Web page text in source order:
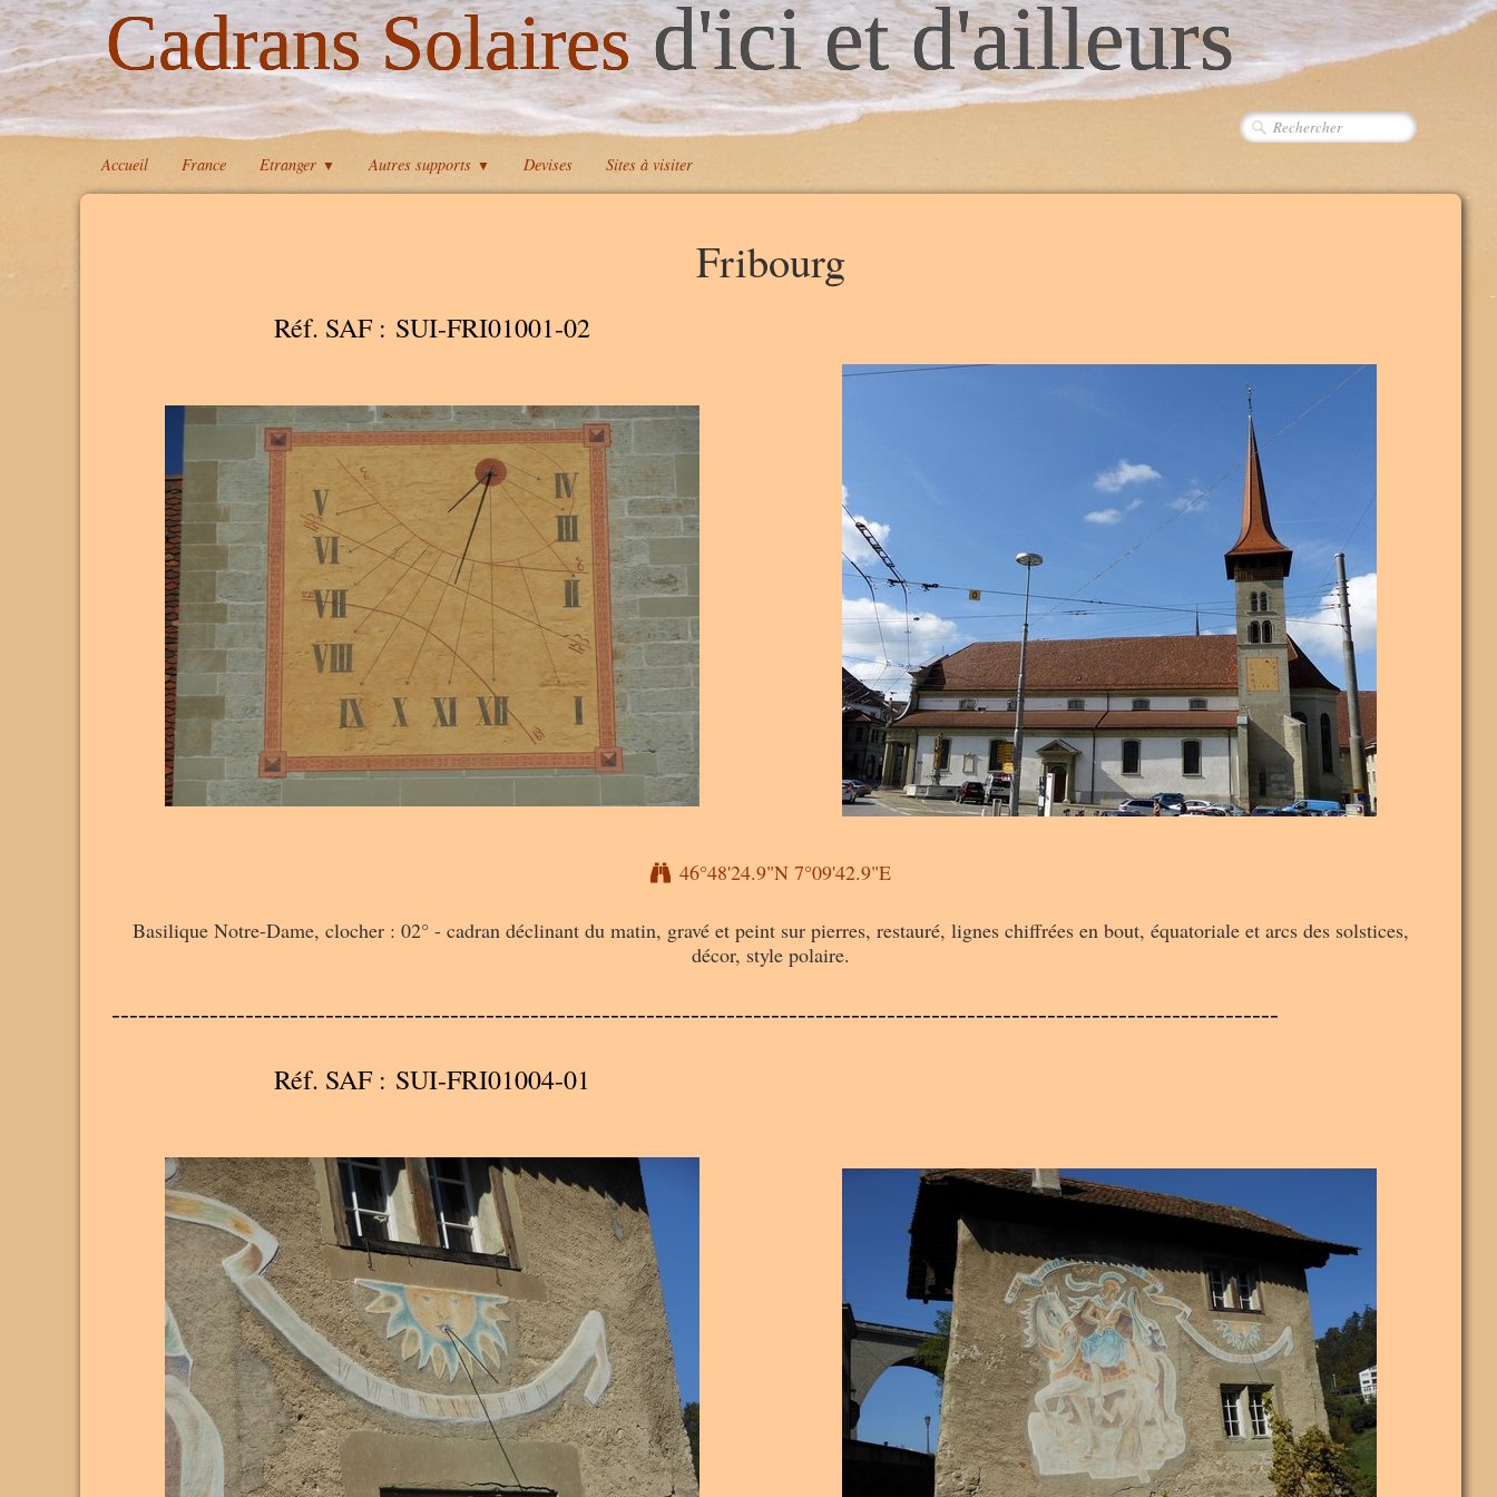
Cadrans Solairesd'ici et d'ailleurs
Accueil France Etranger ▼ Autres supports ▼ Devises Sites à visiter
Fribourg
Réf. SAF : SUI-FRI01001-02 A
46°48'24.9"N 7°09'42.9"E
Basilique Notre-Dame, clocher : 02° - cadran déclinant du matin, gravé et peint sur pierres, restauré, lignes chiffrées en bout, équatoriale et arcs des solstices,
décor, style polaire.
-----------------------------------------------------------------------------------------------------------------------------------
Réf. SAF : SUI-FRI01004-01
A